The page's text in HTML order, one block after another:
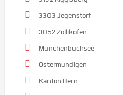
3303 Jegenstorf
3052 Zollikofen
Münchenbuchsee
Ostermundigen
Kanton Bern